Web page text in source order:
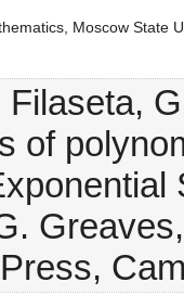
Moscow State
of